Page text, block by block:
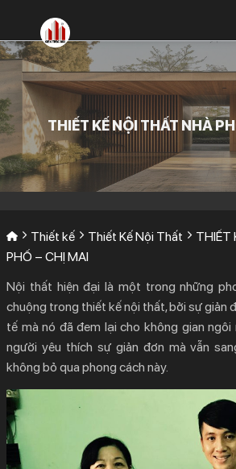
nội
dung
THIẾT KẾ NỘI THẤT NHÀ
Thiết kế Thiết Kế Nội Thất
THIẾT
PHỐ – CHỊ MAI
Nội thất hiện đại là một trong những
chuộng trong thiết kế nội thất, bởi sự giản
tế mà nó đã đem lại cho không gian ngôi
người yêu thích sự giản đơn mà vẫn
không bỏ qua phong cách này.